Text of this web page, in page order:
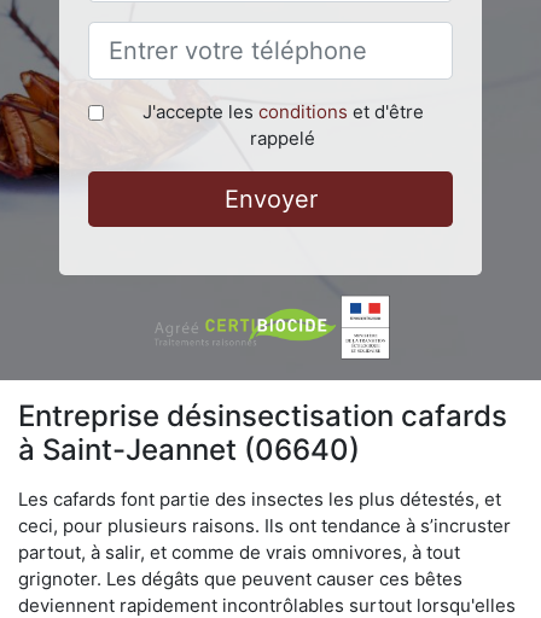
J'accepte les conditions et d'être
rappelé
Envoyer
Entreprise désinsectisation cafards
à Saint-Jeannet (06640)
Les cafards font partie des insectes les plus détestés, et
ceci, pour plusieurs raisons. Ils ont tendance à s’incruster
partout, à salir, et comme de vrais omnivores, à tout
grignoter. Les dégâts que peuvent causer ces bêtes
deviennent rapidement incontrôlables surtout lorsqu'elles